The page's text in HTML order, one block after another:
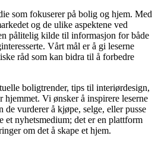
som fokuserer på bolig og hjem. Med
og de ulike aspektene ved
pålitelig kilde til informasjon for både
Vårt mål er å gi leserne
råd som kan bidra til å forbedre
boligtrender, tips til interiørdesign,
Vi ønsker å inspirere leserne
de vurderer å kjøpe, selge, eller pusse
et nyhetsmedium; det er en plattform
om det å skape et hjem.